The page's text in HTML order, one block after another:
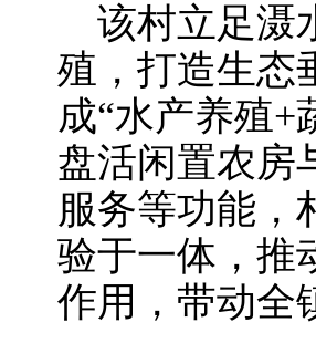
该村立足滠
殖，打造生态
成“水产养殖+
盘活闲置农房
服务等功能，
验于一体，推
作用，带动全